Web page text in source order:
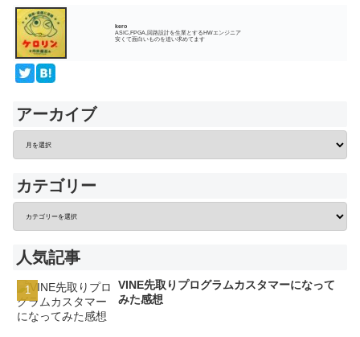
kero
ASIC,FPGA,回路設計を生業とするHWエンジニア
安くて面白いものを追い求めてます
アーカイブ
カテゴリー
人気記事
VINE先取りプログラムカスタマーになって
みた感想